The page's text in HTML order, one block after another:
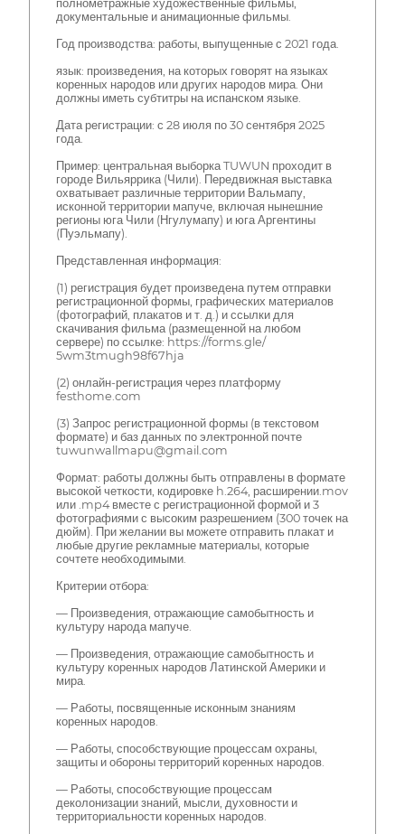
полнометражные художественные фильмы,
документальные и анимационные фильмы.
Год производства: работы, выпущенные с 2021 года.
язык: произведения, на которых говорят на языках
коренных народов или других народов мира. Они
должны иметь субтитры на испанском языке.
Дата регистрации: с 28 июля по 30 сентября 2025
года.
Пример: центральная выборка TUWUN проходит в
городе Вильяррика (Чили). Передвижная выставка
охватывает различные территории Вальмапу,
исконной территории мапуче, включая нынешние
регионы юга Чили (Нгулумапу) и юга Аргентины
(Пуэльмапу).
Представленная информация:
(1) регистрация будет произведена путем отправки
регистрационной формы, графических материалов
(фотографий, плакатов и т. д.) и ссылки для
скачивания фильма (размещенной на любом
сервере) по ссылке: https://forms.gle/
5wm3tmugh98f67hja
(2) онлайн-регистрация через платформу
festhome.com
(3) Запрос регистрационной формы (в текстовом
формате) и баз данных по электронной почте
tuwunwallmapu@gmail.com
Формат: работы должны быть отправлены в формате
высокой четкости, кодировке h.264, расширении.mov
или .mp4 вместе с регистрационной формой и 3
фотографиями с высоким разрешением (300 точек на
дюйм). При желании вы можете отправить плакат и
любые другие рекламные материалы, которые
сочтете необходимыми.
Критерии отбора:
— Произведения, отражающие самобытность и
культуру народа мапуче.
— Произведения, отражающие самобытность и
культуру коренных народов Латинской Америки и
мира.
— Работы, посвященные исконным знаниям
коренных народов.
— Работы, способствующие процессам охраны,
защиты и обороны территорий коренных народов.
— Работы, способствующие процессам
деколонизации знаний, мысли, духовности и
территориальности коренных народов.